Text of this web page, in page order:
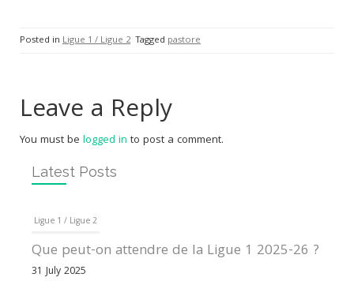
Posted in Ligue 1 / Ligue 2 Tagged pastore
Leave a Reply
You must be logged in to post a comment.
Latest Posts
Ligue 1 / Ligue 2
Que peut-on attendre de la Ligue 1 2025-26 ?
31 July 2025